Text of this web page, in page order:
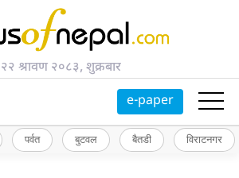
२२ श्रावण २०८३, शुक्रबार
e-paper
पर्वत बुटवल बैतडी विराटनगर